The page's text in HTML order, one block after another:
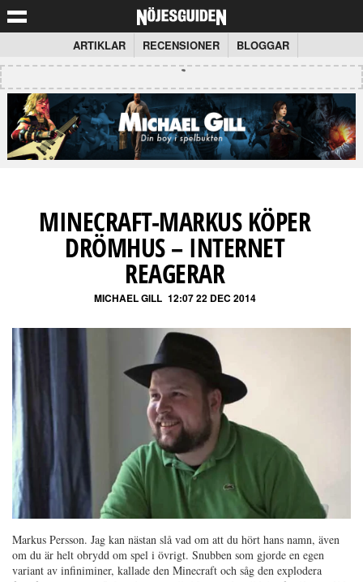
ARTIKLAR RECENSIONER BLOGGAR
MINECRAFT-MARKUS KÖPER
DRÖMHUS – INTERNET
REAGERAR
MICHAEL GILL 12:07 22 DEC 2014
Markus Persson. Jag kan nästan slå vad om att du hört hans namn, även
om du är helt obrydd om spel i övrigt. Snubben som gjorde en egen
variant av infiniminer, kallade den Minecraft och såg den explodera